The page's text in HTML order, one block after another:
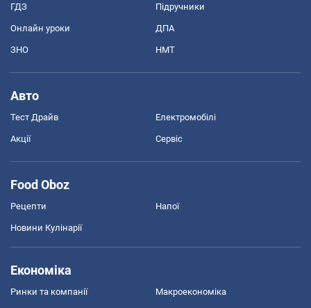
ГДЗ Підручники
Онлайн уроки ДПА
ЗНО НМТ
Авто
Тест Драйв Електромобілі
Акції Сервіс
Food Oboz
Рецепти Напої
Новини Кулінарії
Економіка
Ринки та компанії Макроекономіка